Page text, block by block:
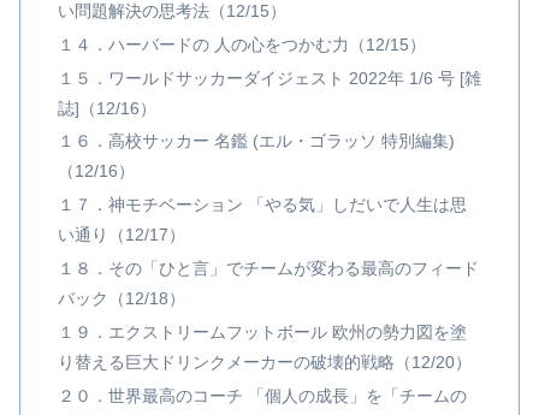
い問題解決の思考法（12/15）
１４．ハーバードの 人の心をつかむ力（12/15）
１５．ワールドサッカーダイジェスト 2022年 1/6 号 [雑
誌]（12/16）
１６．高校サッカー 名鑑 (エル・ゴラッソ 特別編集)
（12/16）
１７．神モチベーション 「やる気」しだいで人生は思
い通り（12/17）
１８．その「ひと言」でチームが変わる最高のフィード
バック（12/18）
１９．エクストリームフットボール 欧州の勢力図を塗
り替える巨大ドリンクメーカーの破壊的戦略（12/20）
２０．世界最高のコーチ 「個人の成長」を「チームの